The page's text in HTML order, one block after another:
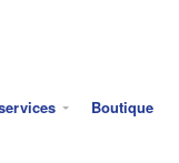
Boutique